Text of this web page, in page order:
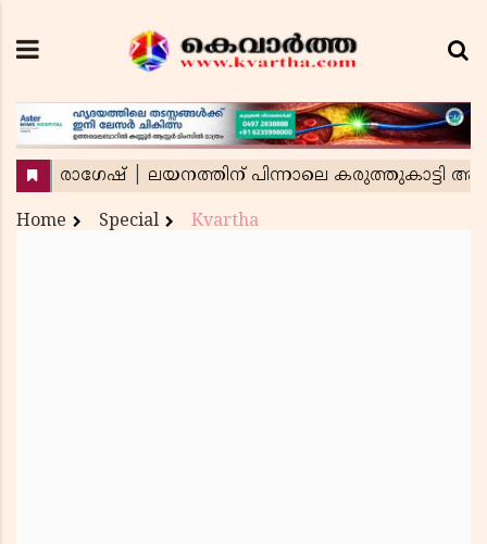
Home Special Kvartha